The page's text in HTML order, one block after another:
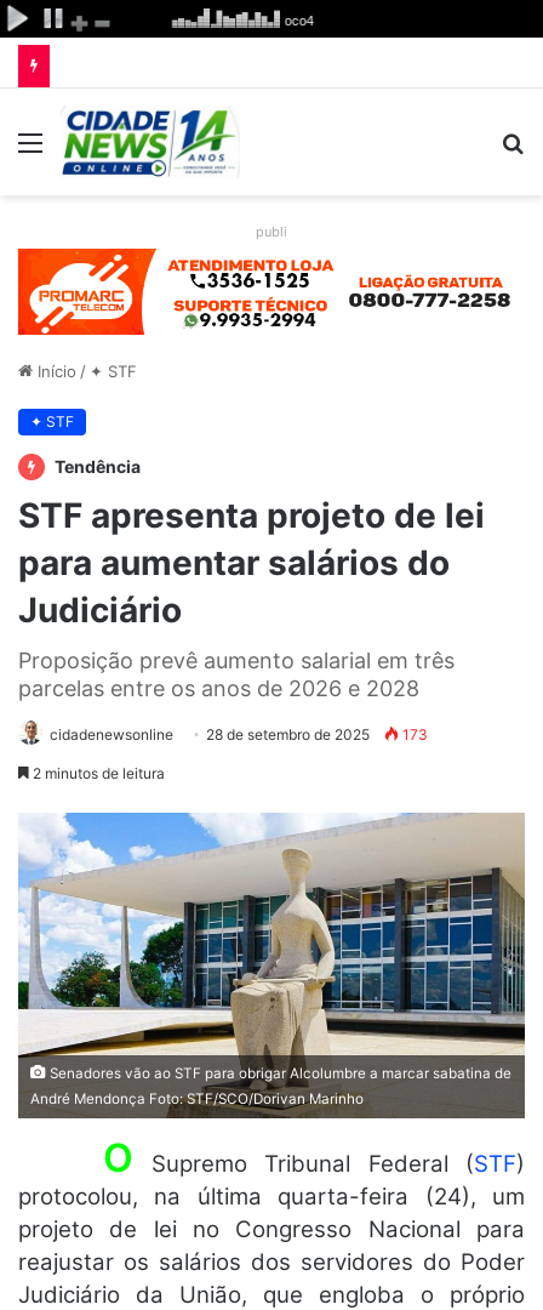
Menu
publi
Início / ✦ STF
✦ STF
Tendência
STF apresenta projeto de lei
para aumentar salários do
Judiciário
Proposição prevê aumento salarial em três
parcelas entre os anos de 2026 e 2028
cidadenewsonline 28 de setembro de 2025 173
2 minutos de leitura
Senadores vão ao STF para obrigar Alcolumbre a marcar sabatina de
André Mendonça Foto: STF/SCO/Dorivan Marinho
O Supremo Tribunal Federal (STF)
protocolou, na última quarta-feira (24), um
projeto de lei no Congresso Nacional para
reajustar os salários dos servidores do Poder
Judiciário da União, que engloba o próprio